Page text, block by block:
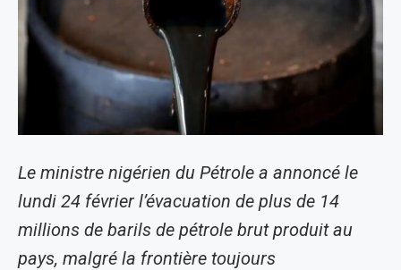
Le ministre nigérien du Pétrole a annoncé le
lundi 24 février l’évacuation de plus de 14
millions de barils de pétrole brut produit au
pays, malgré la frontière toujours